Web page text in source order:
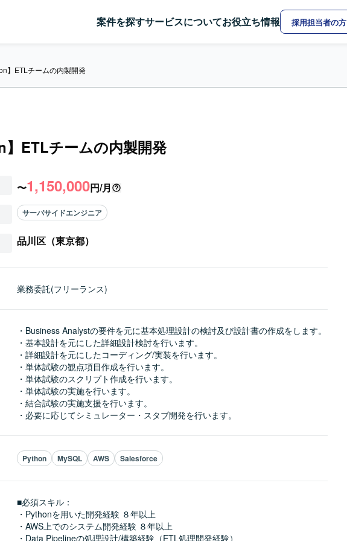
案件を探すサービスについてお役立ち情報 採用担当者の方
】ETLチームの内製開発
ETLチームの内製開発
〜1,150,000円/月
サーバサイドエンジニア
品川区（東京都）
業務委託(フリーランス)
・Business Analystの要件を元に基本処理設計の検討及び設計書の作成をします。
・基本設計を元にした詳細設計検討を行います。
・詳細設計を元にしたコーディング/実装を行います。
・単体試験の観点項目作成を行います。
・単体試験のスクリプト作成を行います。
・単体試験の実施を行います。
・結合試験の実施支援を行います。
・必要に応じてシミュレーター・スタブ開発を行います。
Python MySQL AWS Salesforce
■必須スキル：
・Pythonを用いた開発経験 ８年以上
・AWS上でのシステム開発経験 ８年以上
・Data Pipelineの処理設計/構築経験（ETL処理開発経験）